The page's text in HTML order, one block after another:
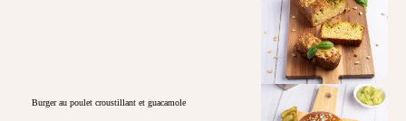
Burger au poulet croustillant et guacamole